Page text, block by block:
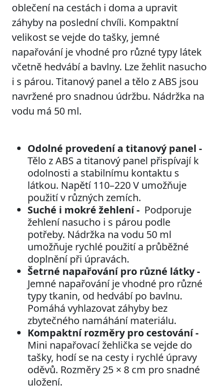
oblečení na cestách i doma a upravit
záhyby na poslední chvíli. Kompaktní
velikost se vejde do tašky, jemné
napařování je vhodné pro různé typy látek
včetně hedvábí a bavlny. Lze žehlit nasucho
i s párou. Titanový panel a tělo z ABS jsou
navržené pro snadnou údržbu. Nádržka na
vodu má 50 ml.
Odolné provedení a titanový panel -
Tělo z ABS a titanový panel přispívají k
odolnosti a stabilnímu kontaktu s
látkou. Napětí 110–220 V umožňuje
použití v různých zemích.
Suché i mokré žehlení - Podporuje
žehlení nasucho i s párou podle
potřeby. Nádržka na vodu 50 ml
umožňuje rychlé použití a průběžné
doplnění při úpravách.
Šetrné napařování pro různé látky -
Jemné napařování je vhodné pro různé
typy tkanin, od hedvábí po bavlnu.
Pomáhá vyhlazovat záhyby bez
zbytečného namáhání materiálu.
Kompaktní rozměry pro cestování -
Mini napařovací žehlička se vejde do
tašky, hodí se na cesty i rychlé úpravy
oděvů. Rozměry 25 × 8 cm pro snadné
uložení.